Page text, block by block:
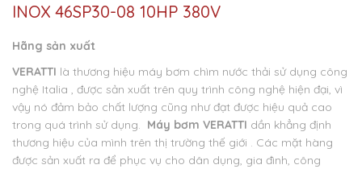
INOX 46SP30-08 10HP 380V
Hãng sản xuất
VERATTI là thương hiệu máy bơm chìm nước thải sử dụng công
nghệ Italia , được sản xuất trên quy trình công nghệ hiện đại, vì
vậy nó đảm bảo chất lượng cũng như đạt được hiệu quả cao
trong quá trình sử dụng. Máy bơm VERATTI dần khẳng định
thương hiệu của mình trên thị trường thế giới . Các mặt hàng
được sản xuất ra để phục vụ cho dân dụng, gia đình, công